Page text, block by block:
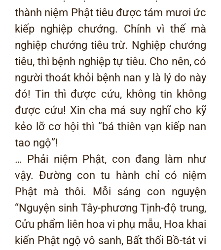
thành niệm Phật tiêu được tám mươi ức
kiếp nghiệp chướng. Chính vì thế mà
nghiệp chướng tiêu trừ. Nghiệp chướng
tiêu, thì bệnh nghiệp tự tiêu. Cho nên, có
người thoát khỏi bệnh nan y là lý do này
đó! Tin thì được cứu, không tin không
được cứu! Xin cha má suy nghĩ cho kỹ
kẻo lỡ cơ hội thì “bá thiên vạn kiếp nan
tao ngộ”!
… Phải niệm Phật, con đang làm như
vậy. Đường con tu hành chỉ có niệm
Phật mà thôi. Mỗi sáng con nguyện
“Nguyện sinh Tây-phương Tịnh-độ trung,
Cửu phẩm liên hoa vi phụ mẫu, Hoa khai
kiến Phật ngộ vô sanh, Bất thối Bồ-tát vi